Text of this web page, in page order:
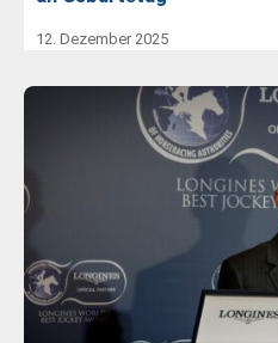
12. Dezember 2025